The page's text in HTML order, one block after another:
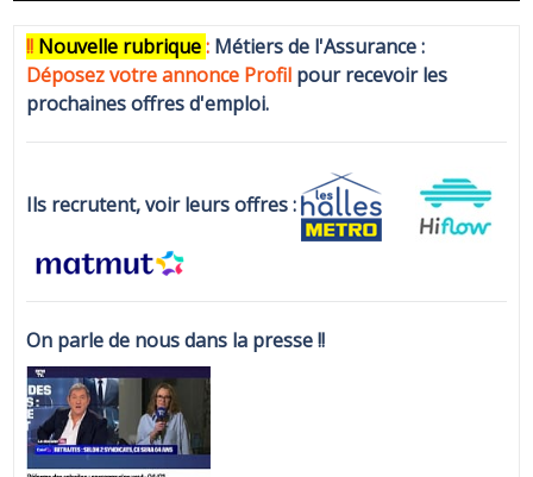
!! Nouvelle rubrique: Métiers de l'Assurance :
Déposez votre annonce Profil pour recevoir les
prochaines offres d'emploi.
Ils recrutent, voir leurs offres :
On parle de nous dans la presse !!